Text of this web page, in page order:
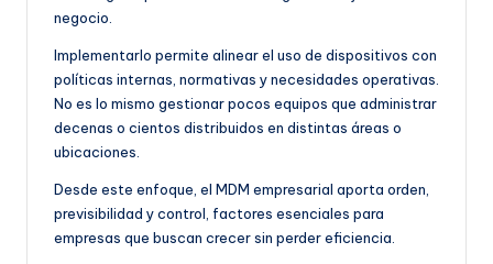
negocio.
Implementarlo permite alinear el uso de dispositivos con
políticas internas, normativas y necesidades operativas.
No es lo mismo gestionar pocos equipos que administrar
decenas o cientos distribuidos en distintas áreas o
ubicaciones.
Desde este enfoque, el MDM empresarial aporta orden,
previsibilidad y control, factores esenciales para
empresas que buscan crecer sin perder eficiencia.